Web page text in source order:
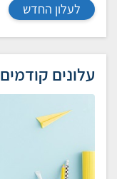
לעלון החדש
עלונים קודמים